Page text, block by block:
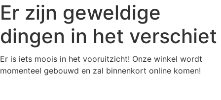
Er zijn geweldige
dingen in het verschiet
Er is iets moois in het vooruitzicht! Onze winkel wordt
momenteel gebouwd en zal binnenkort online komen!